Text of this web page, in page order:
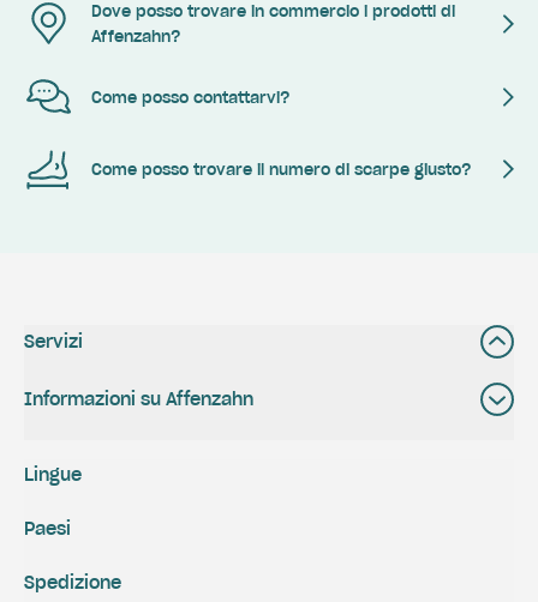
Dove posso trovare in commercio i prodotti di
Affenzahn?
Come posso contattarvi?
Come posso trovare il numero di scarpe giusto?
Servizi
Informazioni su Affenzahn
Spedizione
Lingue
Paesi